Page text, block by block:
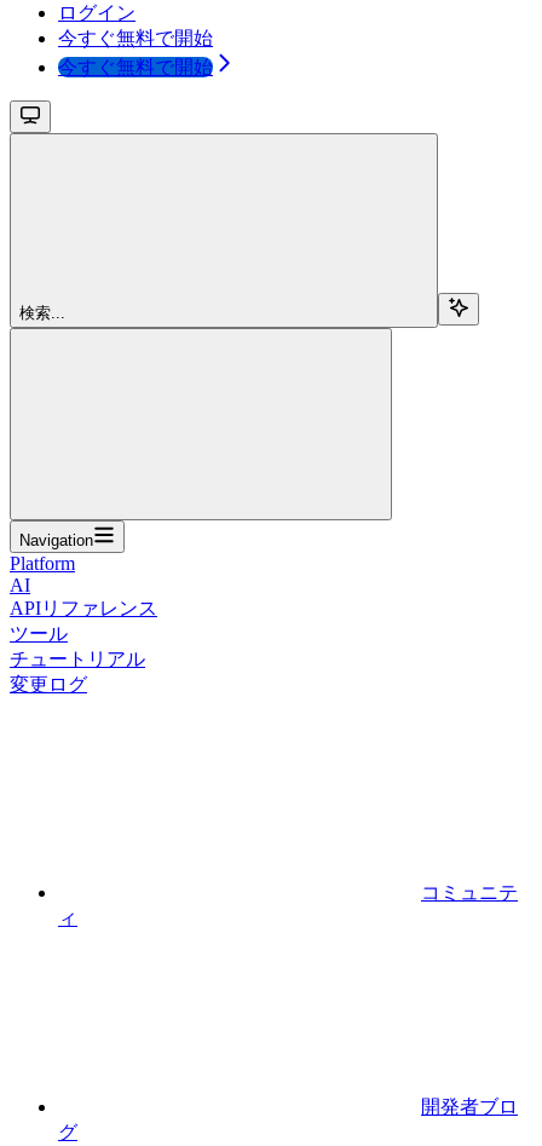
ログイン
今すぐ無料で開始
今すぐ無料で開始
検索...
Navigation
Platform
AI
APIリファレンス
ツール
チュートリアル
変更ログ
コミュニテ
ィ
開発者ブロ
グ